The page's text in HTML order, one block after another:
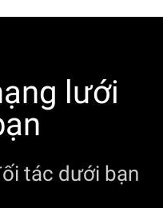
lưới
tác dưới bạn